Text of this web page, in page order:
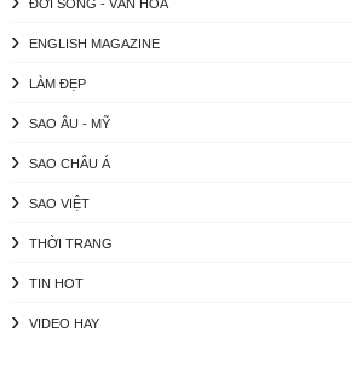
ĐỜI SỐNG - VĂN HÓA
ENGLISH MAGAZINE
LÀM ĐẸP
SAO ÂU - MỸ
SAO CHÂU Á
SAO VIỆT
THỜI TRANG
TIN HOT
VIDEO HAY